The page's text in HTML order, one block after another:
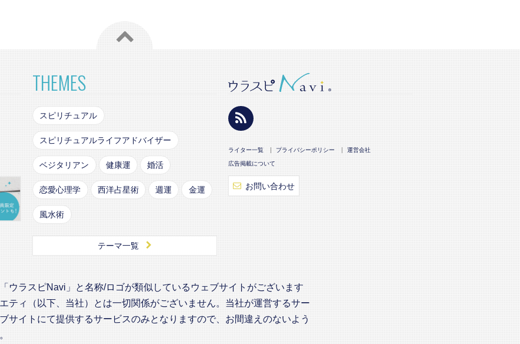
THEMES
スピリチュアル
スピリチュアルライフアドバイザー
ベジタリアン 健康運 婚活
恋愛心理学 西洋占星術 週運 金運
風水術
テーマ一覧
ライター一覧 プライバシーポリシー 運営会社
広告掲載について
お問い合わせ
ウラスピNavi」と名称/ロゴが類似しているウェブサイトがございます
ティ（以下、当社）とは一切関係がございません。当社が運営するサー
サイトにて提供するサービスのみとなりますので、お間違えのないよう